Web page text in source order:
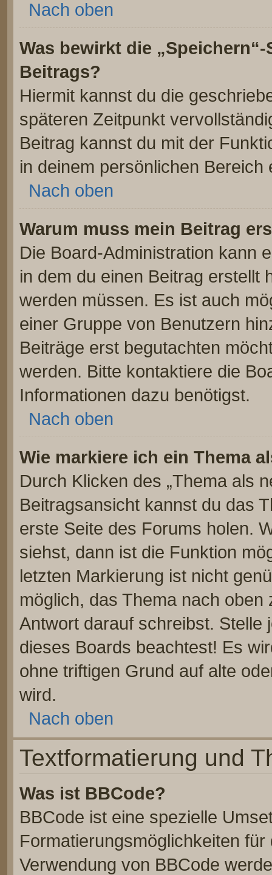
Nach oben
Was bewirkt die
Beitrags?
Hiermit kannst du die
späteren Zeitpunkt
Beitrag kannst du mit der
in deinem persönlichen Bereich
Nach oben
Warum muss mein Beitrag
Die Board-Administration kann
in dem du einen Beitrag erstellt
werden müssen. Es ist auch
einer Gruppe von Benutzern
Beiträge erst begutachten
werden. Bitte kontaktiere die
Informationen dazu benötigst.
Nach oben
Wie markiere ich ein Thema
Durch Klicken des „Thema als
Beitragsansicht kannst du das
erste Seite des Forums holen.
siehst, dann ist die Funktion
letzten Markierung ist nicht
möglich, das Thema nach
Antwort darauf schreibst. Stelle
dieses Boards beachtest! Es
ohne triftigen Grund auf alte
wird.
Nach oben
Textformatierung und
Was ist BBCode?
BBCode ist eine spezielle
Formatierungsmöglichkeiten
Verwendung von BBCode